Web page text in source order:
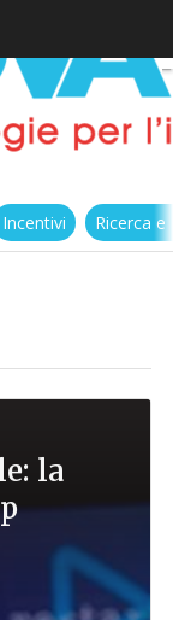
Incentivi Ricerca
la